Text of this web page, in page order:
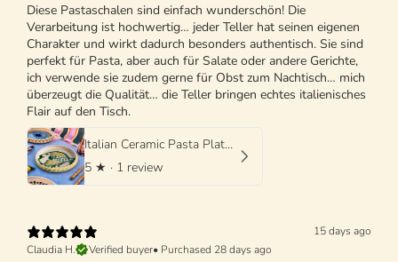
Diese Pastaschalen sind einfach wunderschön! Die
Verarbeitung ist hochwertig… jeder Teller hat seinen eigenen
Charakter und wirkt dadurch besonders authentisch. Sie sind
perfekt für Pasta, aber auch für Salate oder andere Gerichte,
ich verwende sie zudem gerne für Obst zum Nachtisch… mich
überzeugt die Qualität… die Teller bringen echtes italienisches
Flair auf den Tisch.
Italian Ceramic Pasta Plate 25cm | Handmade Design "One of a kind"
5 ★ · 1 review
15 days ago
Claudia H.
Verified buyer• Purchased 28 days ago